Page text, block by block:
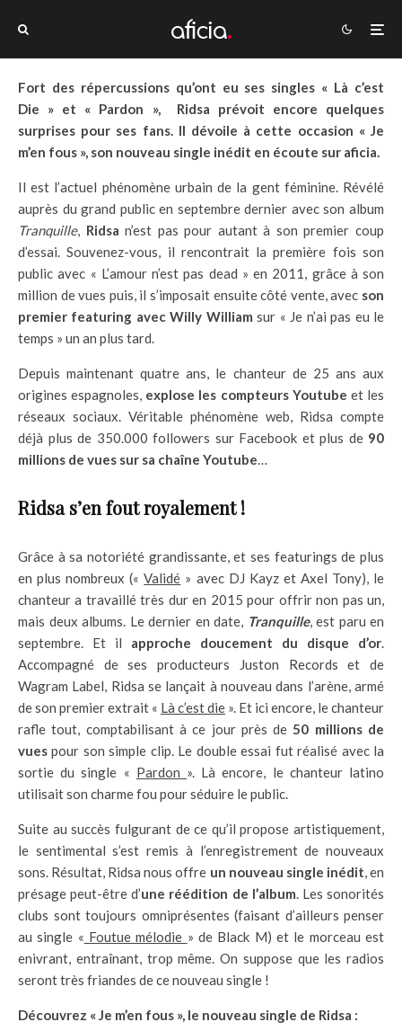
Fort des répercussions qu’ont eu ses singles « Là c’est
Die » et « Pardon », Ridsa prévoit encore quelques
surprises pour ses fans. Il dévoile à cette occasion « Je
m’en fous », son nouveau single inédit en écoute sur aficia.
Il est l’actuel phénomène urbain de la gent féminine. Révélé
auprès du grand public en septembre dernier avec son album
Tranquille, Ridsa n’est pas pour autant à son premier coup
d’essai. Souvenez-vous, il rencontrait la première fois son
public avec « L’amour n’est pas dead » en 2011, grâce à son
million de vues puis, il s’imposait ensuite côté vente, avec son
premier featuring avec Willy William sur « Je n’ai pas eu le
temps » un an plus tard.
Depuis maintenant quatre ans, le chanteur de 25 ans aux
origines espagnoles, explose les compteurs Youtube et les
réseaux sociaux. Véritable phénomène web, Ridsa compte
déjà plus de 350.000 followers sur Facebook et plus de 90
millions de vues sur sa chaîne Youtube…
Ridsa s’en fout royalement !
Grâce à sa notoriété grandissante, et ses featurings de plus
en plus nombreux («Validé » avec DJ Kayz et Axel Tony), le
chanteur a travaillé très dur en 2015 pour offrir non pas un,
mais deux albums. Le dernier en date, Tranquille, est paru en
septembre. Et il approche doucement du disque d’or.
Accompagné de ses producteurs Juston Records et de
Wagram Label, Ridsa se lançait à nouveau dans l’arène, armé
de son premier extrait « Là c’est die ». Et ici encore, le chanteur
rafle tout, comptabilisant à ce jour près de50 millions de
vues pour son simple clip. Le double essai fut réalisé avec la
sortie du single « Pardon ». Là encore, le chanteur latino
utilisait son charme fou pour séduire le public.
Suite au succès fulgurant de ce qu’il propose artistiquement,
le sentimental s’est remis à l’enregistrement de nouveaux
sons. Résultat, Ridsa nous offre un nouveau single inédit, en
présage peut-être d’une réédition de l’album. Les sonorités
clubs sont toujours omniprésentes (faisant d’ailleurs penser
au single « Foutue mélodie » de Black M) et le morceau est
enivrant, entraînant, trop même. On suppose que les radios
seront très friandes de ce nouveau single !
Découvrez « Je m’en fous », le nouveau single de Ridsa :